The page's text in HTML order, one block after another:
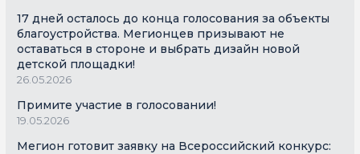
17 дней осталось до конца голосования за объекты
благоустройства. Мегионцев призывают не
оставаться в стороне и выбрать дизайн новой
детской площадки!
26.05.2026
Примите участие в голосовании!
19.05.2026
Мегион готовит заявку на Всероссийский конкурс: